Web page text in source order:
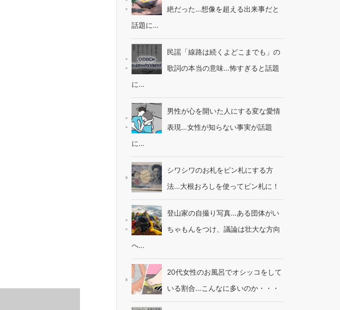
絶だった…想像を超える出来事だと
話題に…
民謡「線路は続くよどこまでも」の
歌詞の本当の意味…怖すぎると話題
に…
男性が心を開いた人にする変な愛情
表現…女性が知らない事実が話題
に…
シワシワのお札をピン札にする方
法…大根おろしを使ってピン札に！
登山家の自撮り写真…ある団体がい
ちゃもんをつけ、議論は壮大な方向
へ…
20代女性のお風呂でオシッコをして
いる割合…こんなに多いのか・・・